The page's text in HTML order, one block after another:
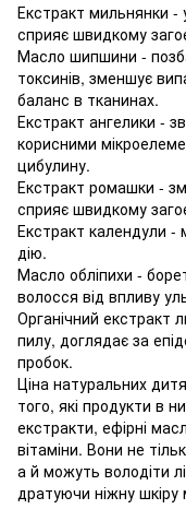
Екстракт мильнянки -
сприяє швидкому
Масло шипшини -
токсинів, зменшує
баланс в тканинах.
Екстракт ангелики -
корисними
цибулину.
Екстракт ромашки -
сприяє швидкому
Екстракт календули -
дію.
Масло обліпихи -
волосся від впливу
Органічний екстракт
пилу, доглядає за
пробок.
Ціна натуральних
того, які продукти в
екстракти, ефірні
вітаміни. Вони не
а й можуть володіти
дратуючи ніжну